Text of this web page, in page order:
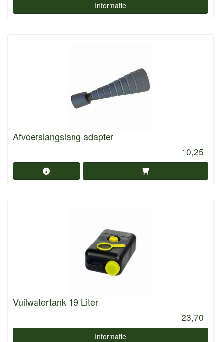
Informatie
Afvoerslangslang adapter
10,25
Vuilwatertank 19 Liter
23,70
Informatie